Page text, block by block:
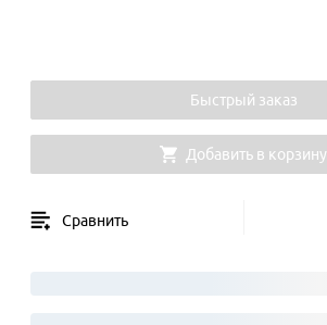
Быстрый заказ
Добавить в корзину
Сравнить